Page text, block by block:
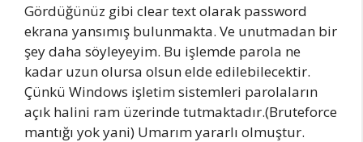
Gördüğünüz gibi clear text olarak password
ekrana yansımış bulunmakta. Ve unutmadan bir
şey daha söyleyeyim. Bu işlemde parola ne
kadar uzun olursa olsun elde edilebilecektir.
Çünkü Windows işletim sistemleri parolaların
açık halini ram üzerinde tutmaktadır.(Bruteforce
mantığı yok yani) Umarım yararlı olmuştur.